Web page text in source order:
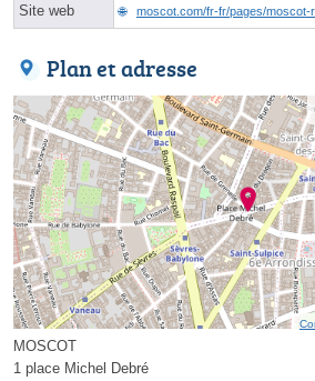
Site web moscot.com/fr-fr/pages/moscot-
Plan et adresse
MOSCOT
1 place Michel Debré